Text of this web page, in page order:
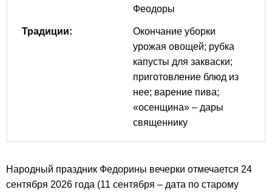
Феодоры
Традиции:
Окончание уборки
урожая овощей; рубка
капусты для закваски;
приготовление блюд из
нее; варение пива;
«осенщина» – дары
священнику
Народный праздник Федорины вечерки отмечается 24
сентября 2026 года (11 сентября – дата по старому